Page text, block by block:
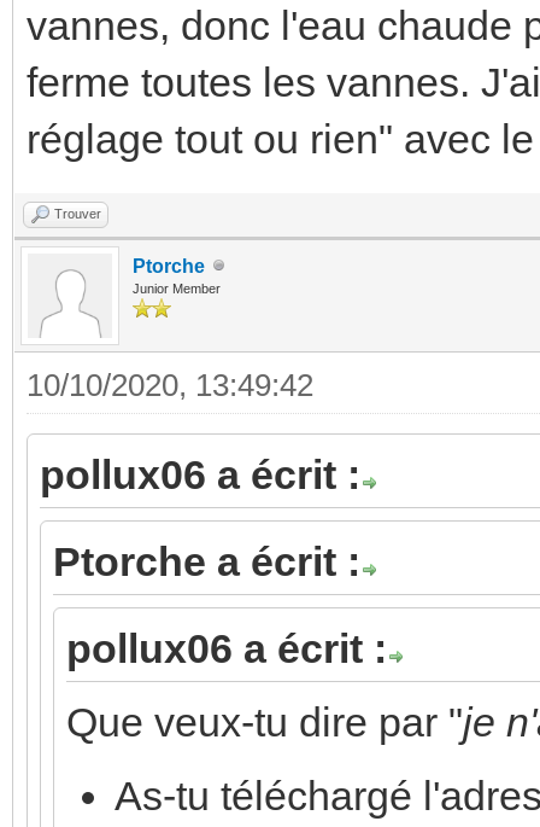
vannes, donc l'eau chaude
ferme toutes les vannes.
réglage tout ou rien" avec le
Trouver
Ptorche
Junior Member
10/10/2020, 13:49:42
pollux06 a écrit :
Ptorche a écrit :
pollux06 a écrit :
Que veux-tu dire par "je
As-tu téléchargé